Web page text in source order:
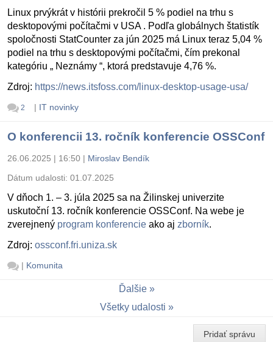
Linux prvýkrát v histórii prekročil 5 % podiel na trhu s
desktopovými počítačmi v USA . Podľa globálnych štatistík
spoločnosti StatCounter za jún 2025 má Linux teraz 5,04 %
podiel na trhu s desktopovými počítačmi, čím prekonal
kategóriu „ Neznámy “, ktorá predstavuje 4,76 %.
Zdroj: https://news.itsfoss.com/linux-desktop-usage-usa/
2 | IT novinky
O konferencii 13. ročník konferencie OSSConf
26.06.2025 | 16:50 | Miroslav Bendík
Dátum udalosti: 01.07.2025
V dňoch 1. – 3. júla 2025 sa na Žilinskej univerzite
uskutoční 13. ročník konferencie OSSConf. Na webe je
zverejnený program konferencie ako aj zborník.
Zdroj: ossconf.fri.uniza.sk
| Komunita
Ďalšie
Všetky udalosti
Pridať správu